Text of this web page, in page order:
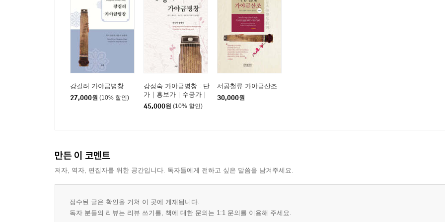
강길려 가야금병창
27,000원 (10% 할인)
강정숙 가야금병창 : 단
가｜흥보가｜수궁가｜
심청가｜적벽가｜춘향
45,000원 (10% 할인)
서공철류 가야금산조
30,000원
만든 이 코멘트
저자, 역자, 편집자를 위한 공간입니다. 독자들에게 전하고 싶은 말씀을 남겨주세요.
접수된 글은 확인을 거쳐 이 곳에 게재됩니다.
독자 분들의 리뷰는 리뷰 쓰기를, 책에 대한 문의는 1:1 문의를 이용해 주세요.